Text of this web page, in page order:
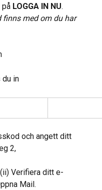
på LOGGA IN NU.
finns med om du har
du in
och angett ditt
2,
Verifiera ditt e-
Mail.